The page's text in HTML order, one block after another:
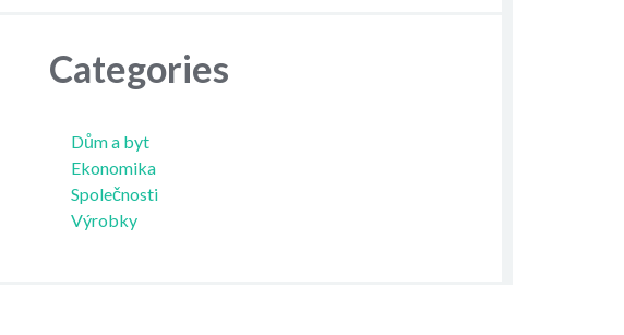
Categories
Dům a byt
Ekonomika
Společnosti
Výrobky